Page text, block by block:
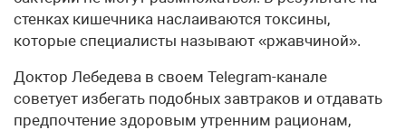
стенках кишечника наслаиваются токсины,
которые специалисты называют «ржавчиной».
Доктор Лебедева в своем Telegram-канале
советует избегать подобных завтраков и отдавать
предпочтение здоровым утренним рационам,